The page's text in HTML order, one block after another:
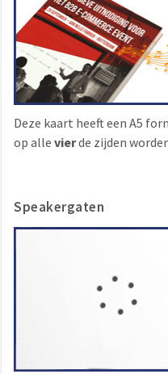
Deze kaart heeft een A5
op alle vierde zijden
Speakergaten